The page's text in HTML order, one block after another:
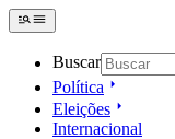
Buscar
Política
Eleições
Internacional